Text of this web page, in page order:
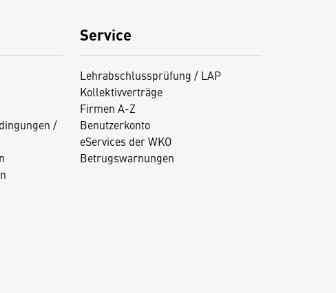
/
Service
Lehrabschlussprüfung / LAP
Kollektivverträge
Firmen A-Z
Benutzerkonto
eServices der WKO
Betrugswarnungen